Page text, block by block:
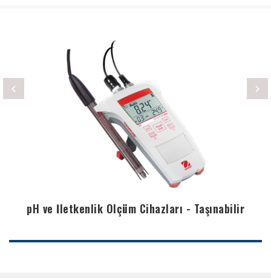
pH ve İletkenlik Ölçüm Cihazları - Taşınabilir